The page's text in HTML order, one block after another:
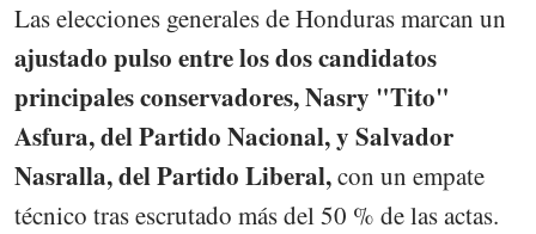
Las elecciones generales de Honduras marcan un
ajustado pulso entre los dos candidatos
principales conservadores, Nasry "Tito"
Asfura, del Partido Nacional, y Salvador
Nasralla, del Partido Liberal,con un empate
técnico tras escrutado más del 50 % de las actas.